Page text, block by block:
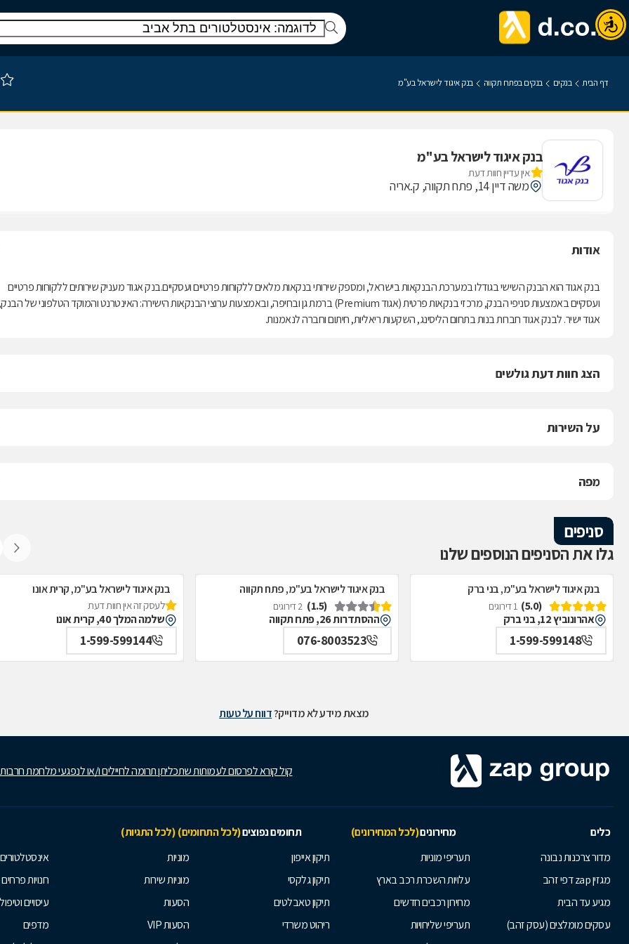
דף הבית בנקים בנקים בפתח תקווה בנק איגוד לישראל בע"מ
בנק איגוד לישראל בע"מ
אין עדיין חוות דעת
משה דיין 14, פתח תקווה, ק.אריה
אודות
בנק אגוד הוא הבנק השישי בגודלו במערכת הבנקאות בישראל, ומספק שירותי בנקאות מלאים ללקוחות פרטיים ועסקיים.בנק אגוד מעניק שירותים ללקוחות פרטיים
ועסקיים באמצעות סניפי הבנק, מרכזי בנקאות פרטית (אגוד Premium) ברמת גן ובחיפה, ובאמצעות ערוצי הבנקאות הישירה: האינטרנט והמוקד הטלפוני של הבנק,
אגוד ישיר. לבנק אגוד חברות בנות בתחום הליסינג, השקעות ריאליות, חיתום וחברה לנאמנות.
הצג חוות דעת גולשים
על השירות
מפה
סניפים
גלו את הסניפים הנוספים שלנו
בנק איגוד לישראל בע"מ, בני ברק
(5.0)
1 דירוגים
אהרונוביץ 12, בני ברק
1-599-599148
בנק איגוד לישראל בע"מ, פתח תקווה
(1.5)
2 דירוגים
ההסתדרות 26, פתח תקווה
076-8003523
בנק איגוד לישראל בע"מ, קרית אונו
לעסק זה אין חוות דעת
שלמה המלך 40, קרית אונו
1-599-599144
מצאת מידע לא מדוייק?דווח על טעות
קול קורא לפרסום לעמותות שתכליתן תרומה לחיילים ו/או לנפגעי מלחמת
כלים מחירונים(לכל המחירונים) תחומים נפוצים(לכל התחומים) (לכל התגיות)
מדור צרכנות נבונה
מגזין zap דפי זהב
מגיע עד הבית
עסקים מומלצים (עסק זהב)
תעריפי מוניות
עלויות השכרת רכב בארץ
מחירון רכבים חדשים
תעריפי שליחויות
תיקון אייפון
תיקון גלקסי
תיקון טאבלטים
ריהוט משרדי
מוניות
מוניות שירות
הסעות
הסעות VIP
אינסטלטורים
חנויות פרחים
עיסויים
מדפים